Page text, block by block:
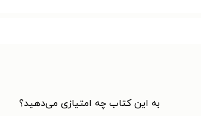
به این کتاب چه امتیازی می‌دهید؟